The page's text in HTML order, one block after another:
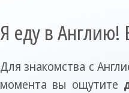
Я еду в Англию!
Для знакомства с
момента вы ощутите